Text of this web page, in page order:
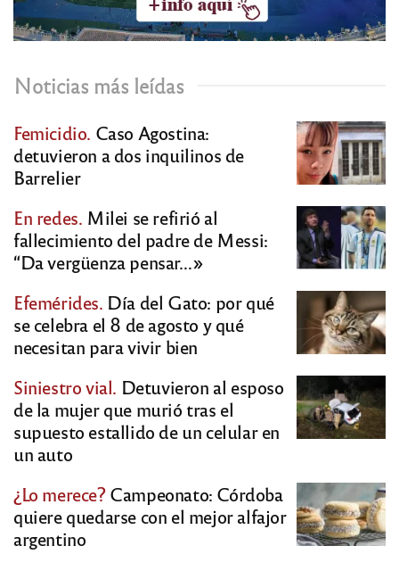
Noticias más leídas
Femicidio. Caso Agostina:
detuvieron a dos inquilinos de
Barrelier
En redes. Milei se refirió al
fallecimiento del padre de Messi:
“Da vergüenza pensar…»
Efemérides. Día del Gato: por qué
se celebra el 8 de agosto y qué
necesitan para vivir bien
Siniestro vial. Detuvieron al esposo
de la mujer que murió tras el
supuesto estallido de un celular en
un auto
¿Lo merece?Campeonato: Córdoba
quiere quedarse con el mejor alfajor
argentino